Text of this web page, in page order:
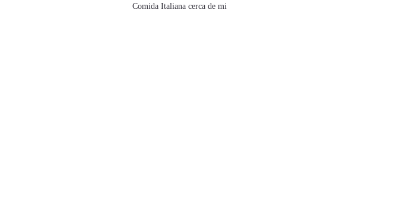
Comida Italiana cerca de mi